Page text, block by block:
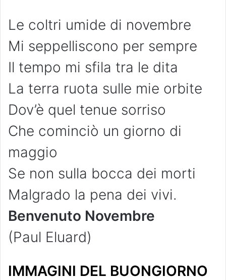
Le coltri umide di novembre
Mi seppelliscono per sempre
Il tempo mi sfila tra le dita
La terra ruota sulle mie orbite
Dov’è quel tenue sorriso
Che cominciò un giorno di
maggio
Se non sulla bocca dei morti
Malgrado la pena dei vivi.
Benvenuto Novembre
(Paul Eluard)
IMMAGINI DEL BUONGIORNO